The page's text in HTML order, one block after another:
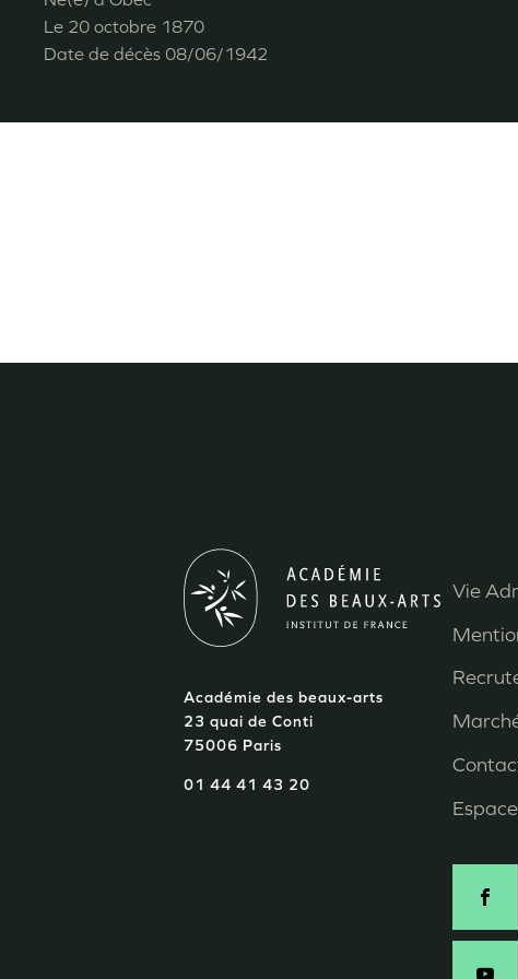
Le 20 octobre 1870
Date de décès 08/06/1942
Académie des beaux-arts
23 quai de Conti
75006 Paris
01 44 41 43 20
de
Vie